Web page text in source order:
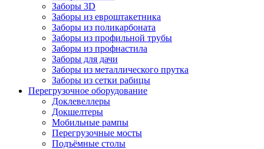
Заборы 3D
Заборы из евроштакетника
Заборы из поликарбоната
Заборы из профильной трубы
Заборы из профнастила
Заборы для дачи
Заборы из металлического прутка
Заборы из сетки рабицы
Перегрузочное оборудование
Доклевеллеры
Докшелтеры
Мобильные рампы
Перегрузочные мосты
Подъёмные столы